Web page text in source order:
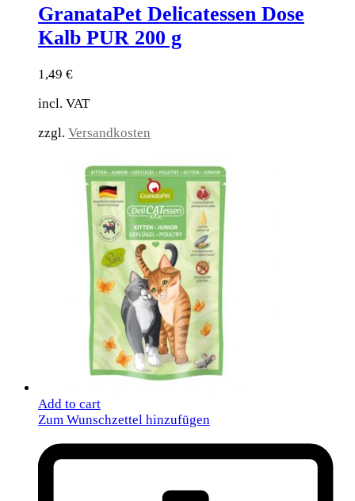
GranataPet Delicatessen Dose
Kalb PUR 200 g
1,49 €
incl. VAT
zzgl. Versandkosten
Add to cart
Zum Wunschzettel hinzufügen